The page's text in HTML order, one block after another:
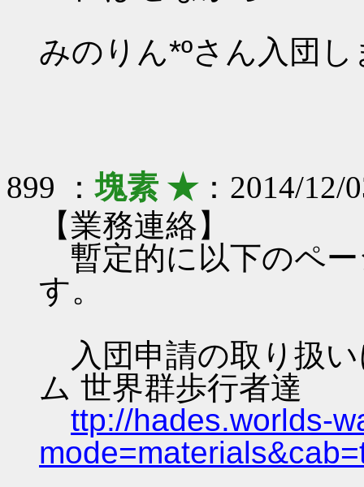
みのりん*ºさん入団
899 ：塊素 ★：2014/12/
【業務連絡】
暫定的に以下のペ
す。
入団申請の取り扱
ム 世界群歩行者達
ttp://hades.worlds-